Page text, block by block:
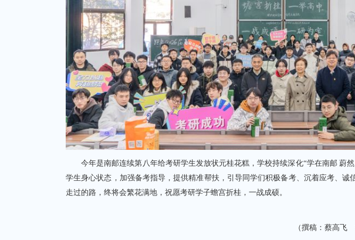
今年是南邮连续第八年给考研学生发放状元桂花糕，学校持续深化“学在南邮 蔚
学生身心状态，加强备考指导，提供精准帮扶，引导同学们积极备考、沉着应考、诚
走过的路，终将会繁花满地，祝愿考研学子蟾宫折桂，一战成硕。
（撰稿：蔡高